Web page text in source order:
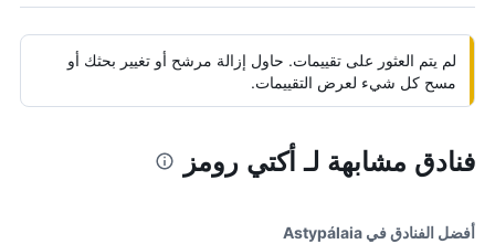
لم يتم العثور على تقييمات. حاول إزالة مرشح أو تغيير بحثك أو
مسح كل شيء لعرض التقييمات.
فنادق مشابهة لـ أكتي رومز
أفضل الفنادق في Astypálaia